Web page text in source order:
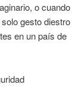
o cuando
gesto diestro
en un país de